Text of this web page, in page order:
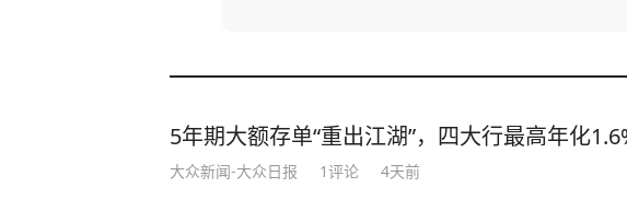
5年期大额存单“重出江湖”，四大行最高年化
大众新闻-大众日报 1评论 4天前